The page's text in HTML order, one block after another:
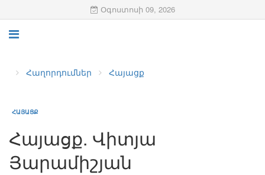
Օգոստոսի 09, 2026
Հաղորդումներ Հայացք
ՀԱՅԱՑՔ
Հայացք. Վիտյա
Յարամիշյան